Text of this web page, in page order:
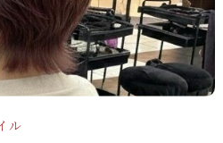
ル